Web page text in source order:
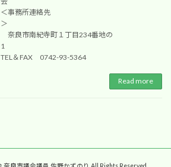
＜事務所連絡先
＞
奈良市南紀寺町１丁目234番地の
1
TEL＆FAX 0742-93-5364
Read more